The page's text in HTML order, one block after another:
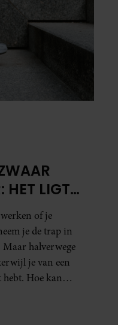
HET LIGT
of je
je de trap in
halverwege
je van een
hebt. Hoe kan